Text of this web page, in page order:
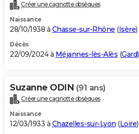
Créer une cagnotte obsèques
Naissance
28/10/1938 à Chasse-sur-Rhône (Isère)
Décès
22/09/2024 à Méjannes-lès-Alès (Gard)
Suzanne ODIN (91 ans)
Créer une cagnotte obsèques
Naissance
12/03/1933 à Chazelles-sur-Lyon (Loire)